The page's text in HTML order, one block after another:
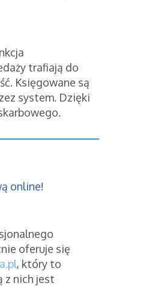
trafiają do
Księgowane są
system. Dzięki
online!
oferuje się
, który to
z nich jest